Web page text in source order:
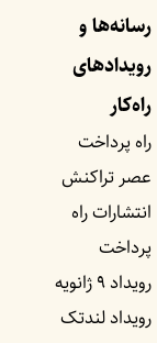
رسانه‌ها و
رویداد‌های
راه‌کار
راه پرداخت
عصر تراکنش
انتشارات راه
پرداخت
رویداد ۹ ژانویه
رویداد لندتک